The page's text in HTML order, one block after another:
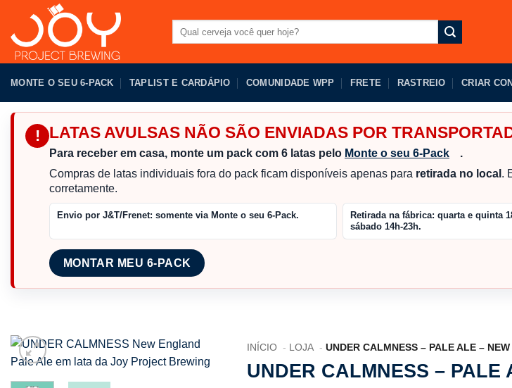
conteúdo
por:
MONTE O SEU 6-PACK TAPLIST E CARDÁPIO COMUNIDADE WPP FRETE RASTREIO CRIAR
! LATAS AVULSAS NÃO SÃO ENVIADAS POR
Para receber em casa, monte um pack com 6 latas pelo Monte o seu 6-Pack
.
Compras de latas individuais fora do pack ficam disponíveis apenas para retirada no local .
corretamente.
Envio por J&T/Frenet: somente via Monte o seu 6-Pack. Retirada na fábrica: quarta e quinta
sábado 14h-23h.
MONTAR MEU 6-PACK
INÍCIO LOJA UNDER CALMNESS – PALE ALE –
UNDER CALMNESS –